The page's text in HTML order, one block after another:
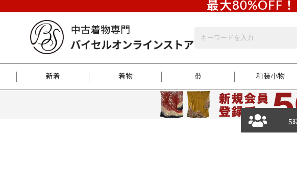
最大80%OFF
新着 着物 帯 和装小物
お客様に届くまで お支払いに
はじめての
商品お取り寄せサービス 新5